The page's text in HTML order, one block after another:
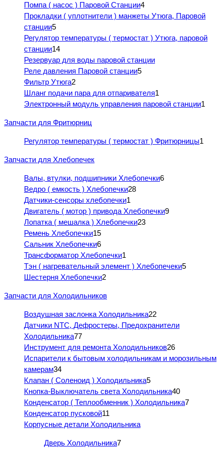
Помпа ( насос ) Паровой Станции4
Прокладки ( уплотнители ) манжеты Утюга, Паровой
станции5
Регулятор температуры ( термостат ) Утюга, паровой
станции14
Резервуар для воды паровой станции
Реле давления Паровой станции5
Фильтр Утюга2
Шланг подачи пара для отпаривателя1
Электронный модуль управления паровой станции1
Запчасти для Фритюрниц
Регулятор температуры ( термостат ) Фритюрницы1
Запчасти для Хлебопечек
Валы, втулки, подшипники Хлебопечки6
Ведро ( емкость ) Хлебопечки28
Датчики-сенсоры хлебопечки1
Двигатель ( мотор ) привода Хлебопечки9
Лопатка ( мешалка ) Хлебопечки23
Ремень Хлебопечки15
Сальник Хлебопечки6
Трансформатор Хлебопечки1
Тэн ( нагревательный элемент ) Хлебопечеки5
Шестерня Хлебопечки2
Запчасти для Холодильников
Воздушная заслонка Холодильника22
Датчики NTC, Дефростеры, Предохранители
Холодильника77
Инструмент для ремонта Холодильников26
Испарители к бытовым холодильникам и морозильным
камерам34
Клапан ( Соленоид ) Холодильника5
Кнопка-Выключатель света Холодильника40
Конденсатор ( Теплообменник ) Холодильника7
Конденсатор пусковой11
Корпусные детали Холодильника
Дверь Холодильника7